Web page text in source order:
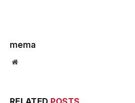
mema
Website